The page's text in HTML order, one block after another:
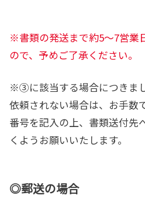
※書類の発送まで約5～7営業
ので、予めご了承ください。
※③に該当する場合につきま
依頼されない場合は、お手数
番号を記入の上、書類送付先
くようお願いいたします。
◎郵送の場合